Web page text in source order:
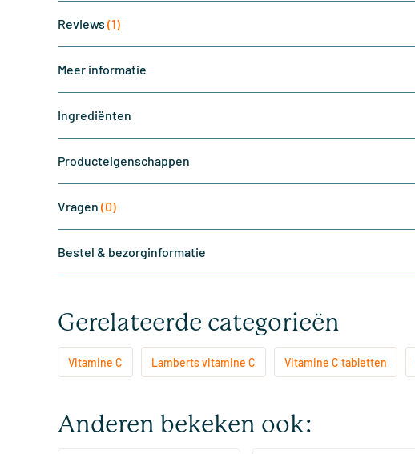
Reviews (1)
Meer informatie
Ingrediënten
Producteigenschappen
Vragen (0)
Bestel & bezorginformatie
Gerelateerde categorieën
Vitamine C Lamberts vitamine C Vitamine C tabletten
Anderen bekeken ook: